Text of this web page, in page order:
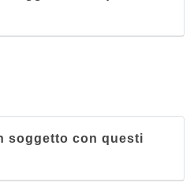
soggetto con questi